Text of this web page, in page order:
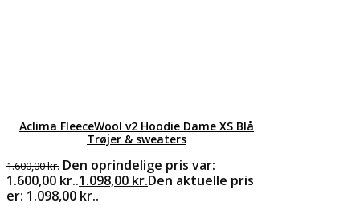
Aclima FleeceWool v2 Hoodie Dame XS Blå
Trøjer & sweaters
1.600,00kr. Den oprindelige pris var:
1.600,00 kr..1.098,00 kr.Den aktuelle pris
er: 1.098,00 kr..